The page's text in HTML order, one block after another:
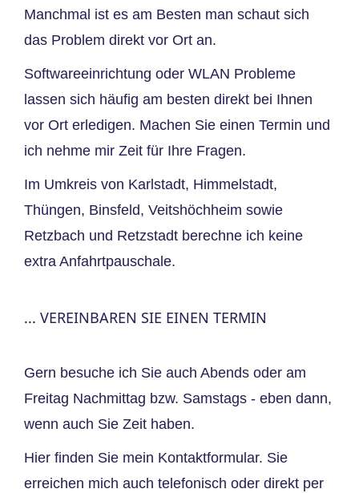
Manchmal ist es am Besten man schaut sich
das Problem direkt vor Ort an.
Softwareeinrichtung oder WLAN Probleme
lassen sich häufig am besten direkt bei Ihnen
vor Ort erledigen. Machen Sie einen Termin und
ich nehme mir Zeit für Ihre Fragen.
Im Umkreis von Karlstadt, Himmelstadt,
Thüngen, Binsfeld, Veitshöchheim sowie
Retzbach und Retzstadt berechne ich keine
extra Anfahrtpauschale.
... VEREINBAREN SIE EINEN TERMIN
Gern besuche ich Sie auch Abends oder am
Freitag Nachmittag bzw. Samstags - eben dann,
wenn auch Sie Zeit haben.
Hier finden Sie mein Kontaktformular. Sie
erreichen mich auch telefonisch oder direkt per